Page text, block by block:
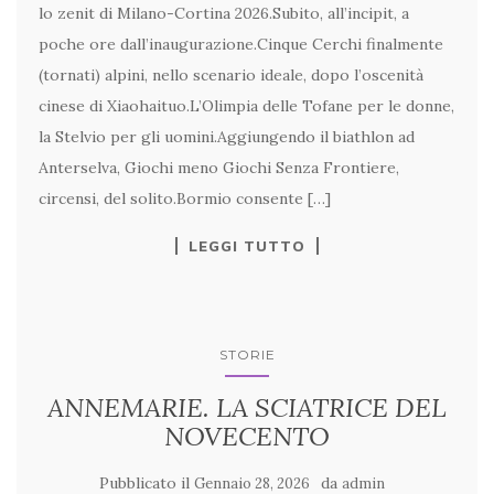
lo zenit di Milano-Cortina 2026.Subito, all’incipit, a
poche ore dall’inaugurazione.Cinque Cerchi finalmente
(tornati) alpini, nello scenario ideale, dopo l’oscenità
cinese di Xiaohaituo.L’Olimpia delle Tofane per le donne,
la Stelvio per gli uomini.Aggiungendo il biathlon ad
Anterselva, Giochi meno Giochi Senza Frontiere,
circensi, del solito.Bormio consente […]
LEGGI TUTTO
STORIE
ANNEMARIE. LA SCIATRICE DEL
NOVECENTO
Pubblicato il Gennaio 28, 2026 da admin